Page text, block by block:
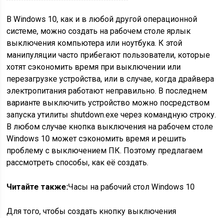
В Windows 10, как и в любой другой операционной
системе, можно создать на рабочем столе ярлык
выключения компьютера или ноутбука. К этой
манипуляции часто прибегают пользователи, которые
хотят сэкономить время при выключении или
перезагрузке устройства, или в случае, когда драйвера
электропитания работают неправильно. В последнем
варианте выключить устройство можно посредством
запуска утилиты shutdown.exe через командную строку.
В любом случае кнопка выключения на рабочем столе
Windows 10 может сэкономить время и решить
проблему с выключением ПК. Поэтому предлагаем
рассмотреть способы, как её создать.
Читайте также:Часы на рабочий стол Windows 10
Для того, чтобы создать кнопку выключения